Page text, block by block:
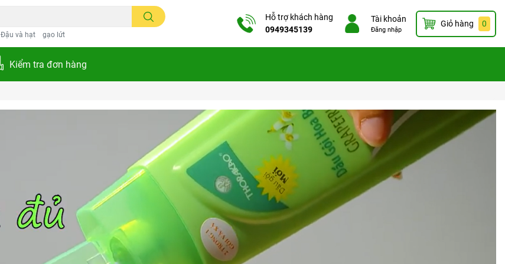
Đậu và hạt gạo lứt
Hỗ trợ khách hàng
0949345139
Tài khoản
Đăng nhập
Giỏ hàng 0
Kiểm tra đơn hàng